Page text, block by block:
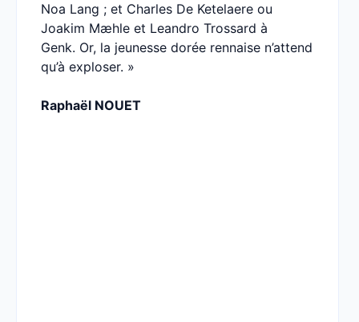
Noa Lang ; et Charles De Ketelaere ou
Joakim Mæhle et Leandro Trossard à
Genk. Or, la jeunesse dorée rennaise n’attend
qu’à exploser. »
Raphaël NOUET